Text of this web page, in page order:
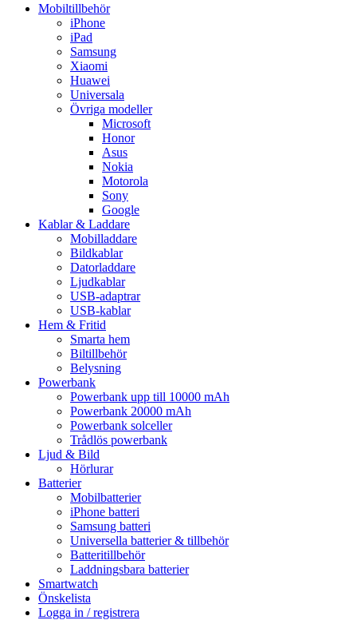
Mobiltillbehör
iPhone
iPad
Samsung
Xiaomi
Huawei
Universala
Övriga modeller
Microsoft
Honor
Asus
Nokia
Motorola
Sony
Google
Kablar & Laddare
Mobilladdare
Bildkablar
Datorladdare
Ljudkablar
USB-adaptrar
USB-kablar
Hem & Fritid
Smarta hem
Biltillbehör
Belysning
Powerbank
Powerbank upp till 10000 mAh
Powerbank 20000 mAh
Powerbank solceller
Trådlös powerbank
Ljud & Bild
Hörlurar
Batterier
Mobilbatterier
iPhone batteri
Samsung batteri
Universella batterier & tillbehör
Batteritillbehör
Laddningsbara batterier
Smartwatch
Önskelista
Logga in / registrera